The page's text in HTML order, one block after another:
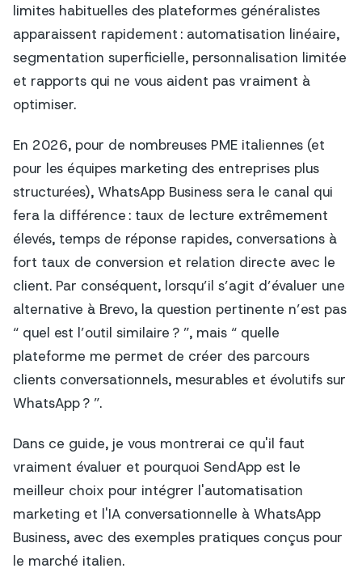
limites habituelles des plateformes généralistes
apparaissent rapidement : automatisation linéaire,
segmentation superficielle, personnalisation limitée
et rapports qui ne vous aident pas vraiment à
optimiser.
En 2026, pour de nombreuses PME italiennes (et
pour les équipes marketing des entreprises plus
structurées), WhatsApp Business sera le canal qui
fera la différence : taux de lecture extrêmement
élevés, temps de réponse rapides, conversations à
fort taux de conversion et relation directe avec le
client. Par conséquent, lorsqu’il s’agit d’évaluer une
alternative à Brevo, la question pertinente n’est pas
“ quel est l’outil similaire ? ”, mais “ quelle
plateforme me permet de créer des parcours
clients conversationnels, mesurables et évolutifs sur
WhatsApp ? ”.
Dans ce guide, je vous montrerai ce qu'il faut
vraiment évaluer et pourquoi SendApp est le
meilleur choix pour intégrer l'automatisation
marketing et l'IA conversationnelle à WhatsApp
Business, avec des exemples pratiques conçus pour
le marché italien.